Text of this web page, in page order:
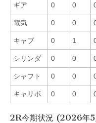
ギア 0 0
電気 0 0
キャブ 0 1
シリンダ 0 0
シャフト 0 0
キャリボ 0 0
2R今期状況 (2026年5